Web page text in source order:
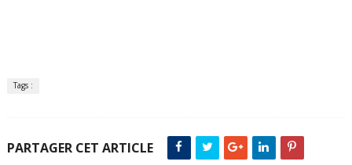
Tags :
PARTAGER CET ARTICLE